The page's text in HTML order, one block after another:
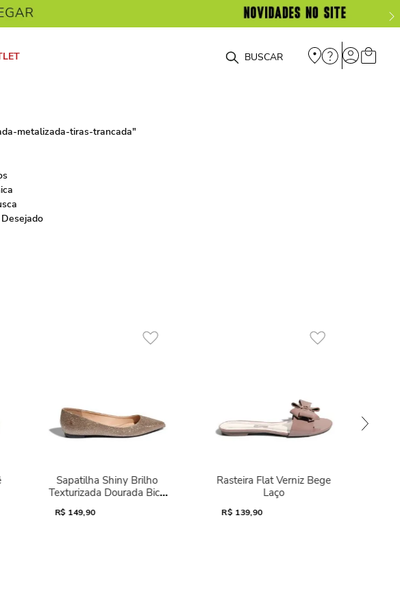
O que você está procurando?
metalizada-tiras-trancada"
Sapatilha Shiny Brilho
Texturizada Dourada Bico
R$ 149,90
Rasteira Flat Verniz Bege
Laço
R$ 139,90